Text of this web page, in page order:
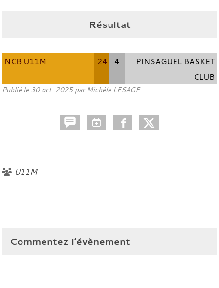
Résultat
NCB U11M 24 4
PINSAGUEL BASKET
CLUB
Publié le 30 oct. 2025par Michèle LESAGE
U11M
Commentez l’évènement